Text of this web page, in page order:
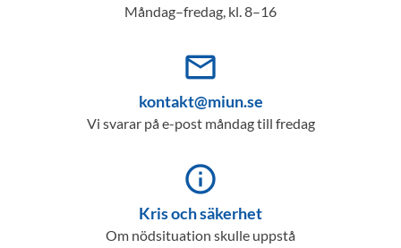
Måndag–fredag, kl. 8–16
mail_outline
kontakt@miun.se
Vi svarar på e-post måndag till fredag
info_outline
Kris och säkerhet
Om nödsituation skulle uppstå